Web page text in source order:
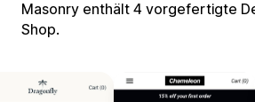
Masonry enthält 4 vorgefertigte
Shop.